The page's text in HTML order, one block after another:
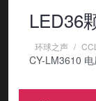
LED36
环球之声
CY-LM3610